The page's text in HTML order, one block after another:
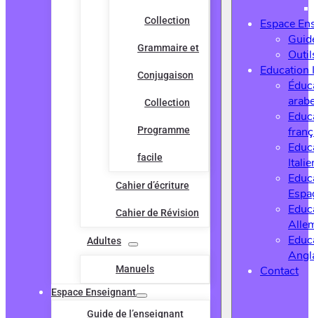
Collection
Grammaire et
Conjugaison
Collection
Programme
facile
Cahier d’écriture
Cahier de Révision
Adultes
Manuels
Espace Enseignant
Guide de l’enseignant
Espace
Education
Contact